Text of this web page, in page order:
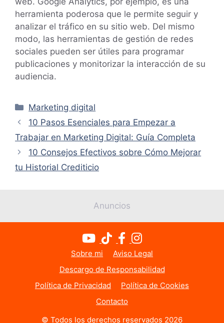
herramienta poderosa que le permite seguir y
analizar el tráfico en su sitio web. Del mismo
modo, las herramientas de gestión de redes
sociales pueden ser útiles para programar
publicaciones y monitorizar la interacción de su
audiencia.
Categorías
Marketing digital
10 Pasos Esenciales para Empezar a
Trabajar en Marketing Digital: Guía Completa
10 Consejos Efectivos sobre Cómo Mejorar
tu Historial Crediticio
Anuncios
Sobre mi
Aviso Legal
Descargo de Responsabilidad
Política de Privacidad
Política de Cookies
Contacto
© Todos los derechos reservados 2026
Usamos cookies para mejorar tu experiencia en nuestro
sitio web. Al navegar por este sitio, aceptas el uso que